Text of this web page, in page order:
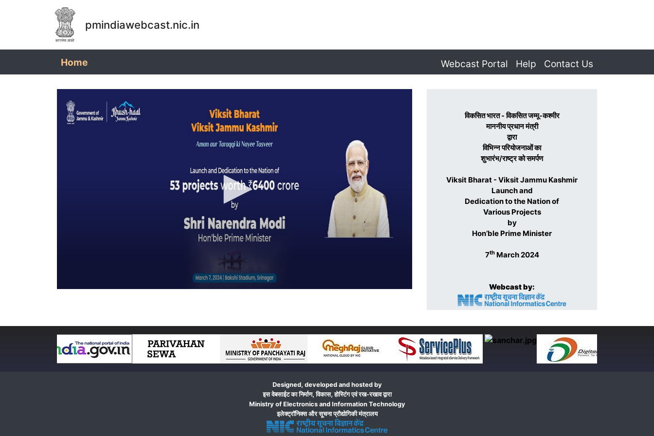
pmindiawebcast.nic.in
Home(current) Webcast Portal Help Contact Us
विकसित भारत - विकसित जम्मू-कश्मीर
माननीय प्रधान मंत्री
द्वारा
विभिन्न परियोजनाओं का
शुभारंभ/राष्ट्र को समर्पण
Viksit Bharat - Viksit Jammu Kashmir
Launch and
Dedication to the Nation of
Various Projects
by
Hon’ble Prime Minister
7thMarch 2024
Webcast by:
Designed, developed and hosted by
इस वेबसाईट का निर्माण, विकास, होस्टिंग एवं रख-रखाव द्वारा
Ministry of Electronics and Information Technology
इलेक्ट्रॉनिक्स और सूचना प्रौद्योगिकी मंत्रालय